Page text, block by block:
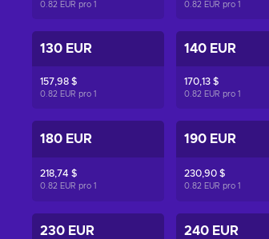
0.82 EUR pro 1 0.82 EUR pro 1
130 EUR
157,98 $
0.82 EUR pro 1
140 EUR
170,13 $
0.82 EUR pro 1
180 EUR
218,74 $
0.82 EUR pro 1
190 EUR
230,90 $
0.82 EUR pro 1
230 EUR 240 EUR